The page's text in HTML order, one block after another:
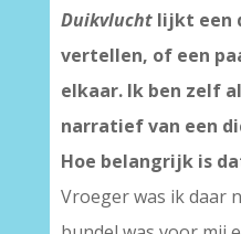
Duikvluchtlijkt een
vertellen, of een
elkaar. Ik ben zelf
narratief van een
Hoe belangrijk is
Vroeger was ik daar